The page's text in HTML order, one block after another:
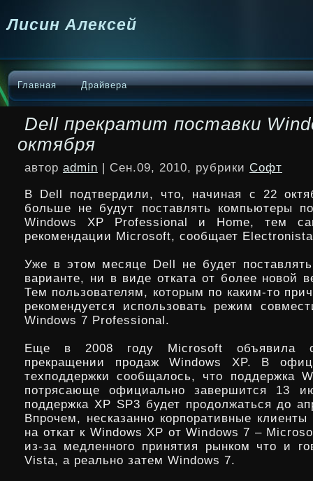
Лисин Алексей
Главная Драйвера
Dell прекратит поставки
октября
автор admin | Сен.09, 2010, рубрики Софт
В Dell подтвердили, что, начиная с 22
больше не будут поставлять компьютеры
Windows XP Professional и Home, тем
рекомендации Microsoft, сообщает
Уже в этом месяце Dell не будет
варианте, ни в виде отката от более новой
Тем пользователям, которым по каким-то
рекомендуется использовать режим
Windows 7 Professional.
Еще в 2008 году Microsoft объявила о
прекращении продаж Windows XP. В
техподдержки сообщалось, что поддержка
потрясающе официально завершится 13
поддержка XP SP3 будет продолжаться до
Впрочем, несказанно корпоративные клиенты
на откат к Windows XP от Windows 7 –
из-за медленного принятия рынком что и
Vista, а реально затем Windows 7.